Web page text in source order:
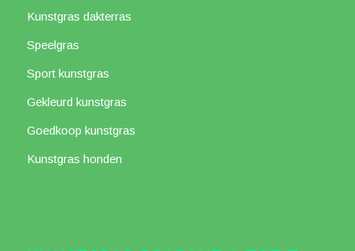
Kunstgras dakterras
Speelgras
Sport kunstgras
Gekleurd kunstgras
Goedkoop kunstgras
Kunstgras honden